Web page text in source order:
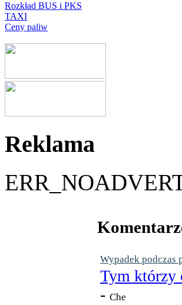
Rozkład BUS i PKS
TAXI
Ceny paliw
Reklama
Wypadek podczas
Tym którzy
- Che